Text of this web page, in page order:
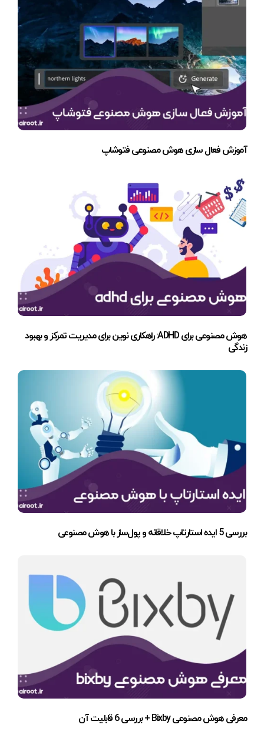
آموزش فعال سازی هوش مصنوعی فتوشاپ
هوش مصنوعی برای ADHD: راهکاری نوین برای مدیریت تمرکز و بهبود
زندگی
بررسی 5 ایده استارتاپ خلاقانه و پول‌ساز با هوش مصنوعی
معرفی هوش مصنوعی Bixby + بررسی 6 قابلیت آن